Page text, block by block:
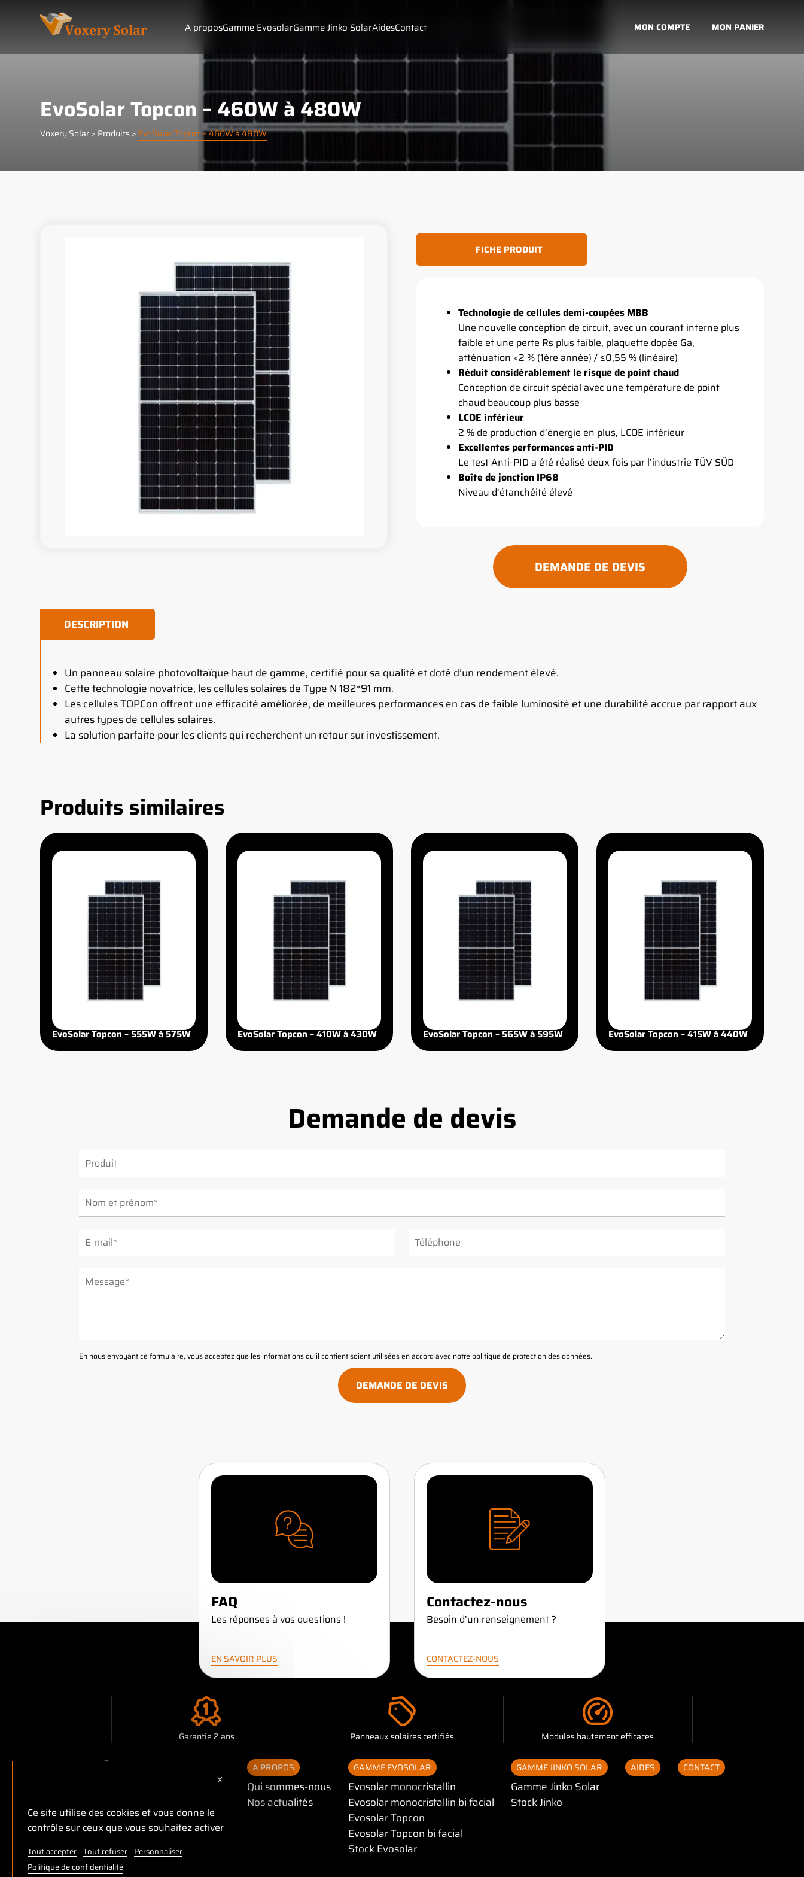
A proposGamme EvosolarGamme Jinko SolarAidesContact MON COMPTE MON PANIER
EvoSolar Topcon – 460W à 480W
Voxery Solar> Produits > EvoSolar Topcon – 460W à 480W
FICHE PRODUIT
Technologie de cellules demi-coupées MBB
Une nouvelle conception de circuit, avec un courant interne plus
faible et une perte Rs plus faible, plaquette dopée Ga,
atténuation <2 % (1ère année) / ≤0,55 % (linéaire)
Réduit considérablement le risque de point chaud
Conception de circuit spécial avec une température de point
chaud beaucoup plus basse
LCOE inférieur
2 % de production d’énergie en plus, LCOE inférieur
Excellentes performances anti-PID
Le test Anti-PID a été réalisé deux fois par l’industrie TÜV SÜD
Boîte de jonction IP68
Niveau d’étanchéité élevé
DEMANDE DE DEVIS
DESCRIPTION
Un panneau solaire photovoltaïque haut de gamme, certifié pour sa qualité et doté d’un rendement élevé.
Cette technologie novatrice, les cellules solaires de Type N 182*91 mm.
Les cellules TOPCon offrent une efficacité améliorée, de meilleures performances en cas de faible luminosité et une durabilité accrue par rapport aux
autres types de cellules solaires.
La solution parfaite pour les clients qui recherchent un retour sur investissement.
Produits similaires
EvoSolar Topcon – 555W à 575W EvoSolar Topcon – 410W à 430W EvoSolar Topcon – 565W à 595W EvoSolar Topcon – 415W à 440W
Demande de devis
En nous envoyant ce formulaire, vous acceptez que les informations qu'il contient soient utilisées en accord avec notre politique de protection des données.
ALTERNATIVE:
FAQ
Les réponses à vos questions !
EN SAVOIR PLUS
Contactez-nous
Besoin d’un renseignement ?
CONTACTEZ-NOUS
Garantie 2 ans Panneaux solaires certifiés Modules hautement efficaces
A PROPOS
Qui sommes-nous
Nos actualités
GAMME EVOSOLAR
Evosolar monocristallin
Evosolar monocristallin bi facial
Evosolar Topcon
Evosolar Topcon bi facial
Stock Evosolar
GAMME JINKO SOLAR
Gamme Jinko Solar
Stock Jinko
AIDES CONTACT
Ce site utilise des cookies et vous donne le
contrôle sur ceux que vous souhaitez activer
Tout accepter Tout refuser Personnaliser
Politique de confidentialité
X Masquer le bandeau des cookies